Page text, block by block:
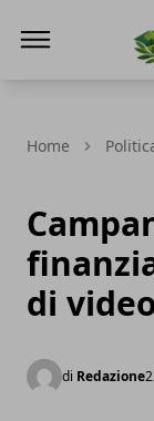
Home
di
di Redazione